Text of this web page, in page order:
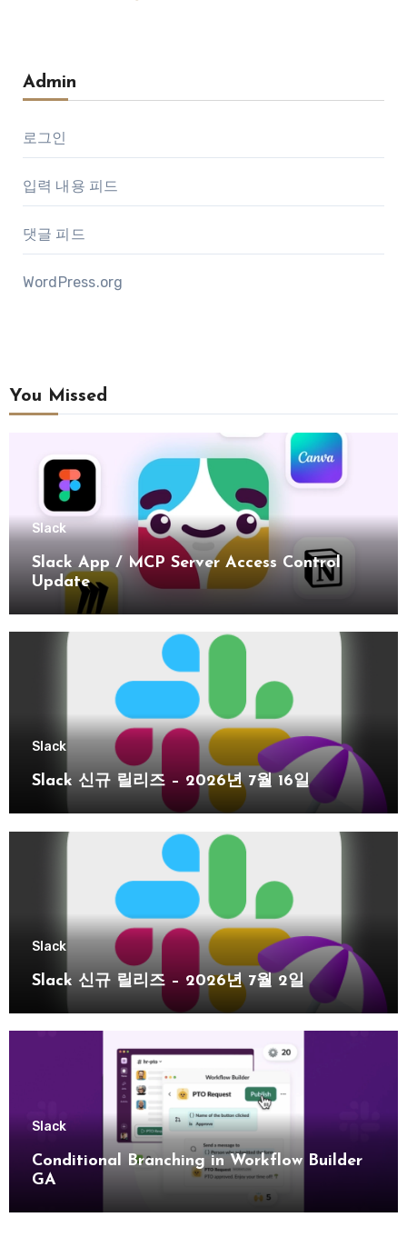
Admin
로그인
입력 내용 피드
댓글 피드
WordPress.org
You Missed
Slack
Slack App / MCP Server Access Control
Update
Slack
Slack 신규 릴리즈 – 2026년 7월 16일
Slack
Slack 신규 릴리즈 – 2026년 7월 2일
Slack
Conditional Branching in Workflow Builder
GA